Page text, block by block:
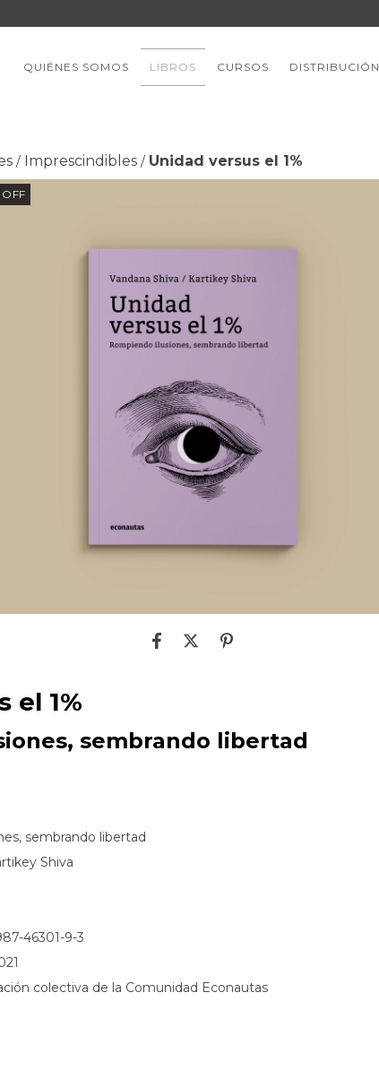
QUIÉNES SOMOS LIBROS CURSOS DISTRIBUCIÓN
/ Imprescindibles / Unidad versus el 1%
OFF
el 1%
sembrando libertad
sembrando libertad
Shiva
46301-9-3
colectiva de la Comunidad Econautas